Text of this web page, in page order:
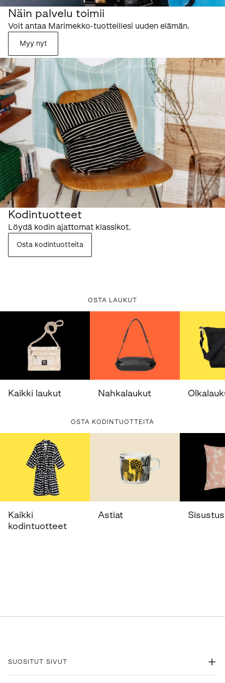
Näin palvelu toimii
Voit antaa Marimekko-tuotteillesi uuden elämän.
Myy nyt
Kodintuotteet
Löydä kodin ajattomat klassikot.
Osta kodintuotteita
OSTA LAUKUT
Kaikki laukut Nahkalaukut
OSTA KODINTUOTTEITA
Kaikki
kodintuotteet
Astiat
SUOSITUT SIVUT